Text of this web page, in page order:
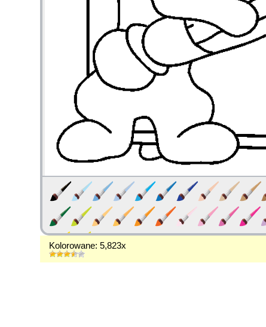
Kolorowane: 5,823x